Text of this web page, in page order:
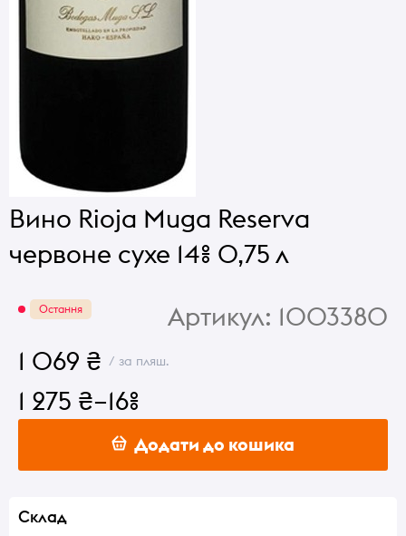
Вино Rioja Muga Reserva
червоне сухе 14% 0,75 л
Остання Артикул: 1003380
1 069 ₴ / за пляш.
1 275 ₴–16%
Додати до кошика
Склад